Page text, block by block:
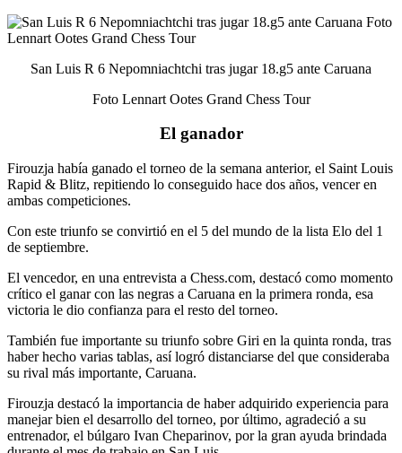
San Luis R 6 Nepomniachtchi tras jugar 18.g5 ante Caruana
Foto Lennart Ootes Grand Chess Tour
El ganador
Firouzja había ganado el torneo de la semana anterior, el Saint Louis
Rapid & Blitz, repitiendo lo conseguido hace dos años, vencer en
ambas competiciones.
Con este triunfo se convirtió en el 5 del mundo de la lista Elo del 1
de septiembre.
El vencedor, en una entrevista a Chess.com, destacó como momento
crítico el ganar con las negras a Caruana en la primera ronda, esa
victoria le dio confianza para el resto del torneo.
También fue importante su triunfo sobre Giri en la quinta ronda, tras
haber hecho varias tablas, así logró distanciarse del que consideraba
su rival más importante, Caruana.
Firouzja destacó la importancia de haber adquirido experiencia para
manejar bien el desarrollo del torneo, por último, agradeció a su
entrenador, el búlgaro Ivan Cheparinov, por la gran ayuda brindada